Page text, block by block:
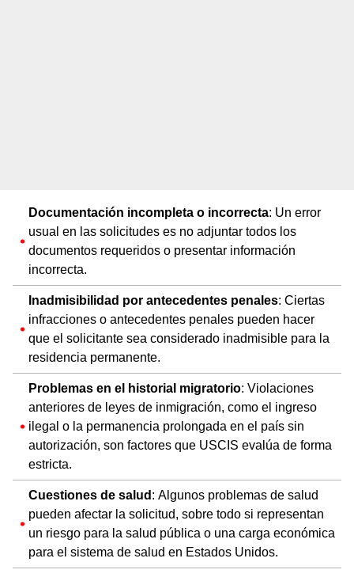
Documentación incompleta o incorrecta: Un error
usual en las solicitudes es no adjuntar todos los
documentos requeridos o presentar información
incorrecta.
Inadmisibilidad por antecedentes penales: Ciertas
infracciones o antecedentes penales pueden hacer
que el solicitante sea considerado inadmisible para la
residencia permanente.
Problemas en el historial migratorio: Violaciones
anteriores de leyes de inmigración, como el ingreso
ilegal o la permanencia prolongada en el país sin
autorización, son factores que USCIS evalúa de forma
estricta.
Cuestiones de salud: Algunos problemas de salud
pueden afectar la solicitud, sobre todo si representan
un riesgo para la salud pública o una carga económica
para el sistema de salud en Estados Unidos.